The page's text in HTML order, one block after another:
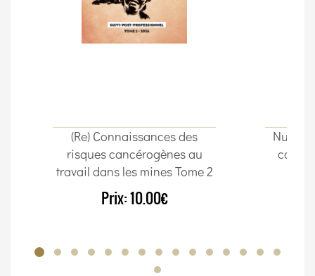
(Re) Connaissances des
risques cancérogènes au
travail dans les mines Tome 2
Prix:10.00€
Nuta